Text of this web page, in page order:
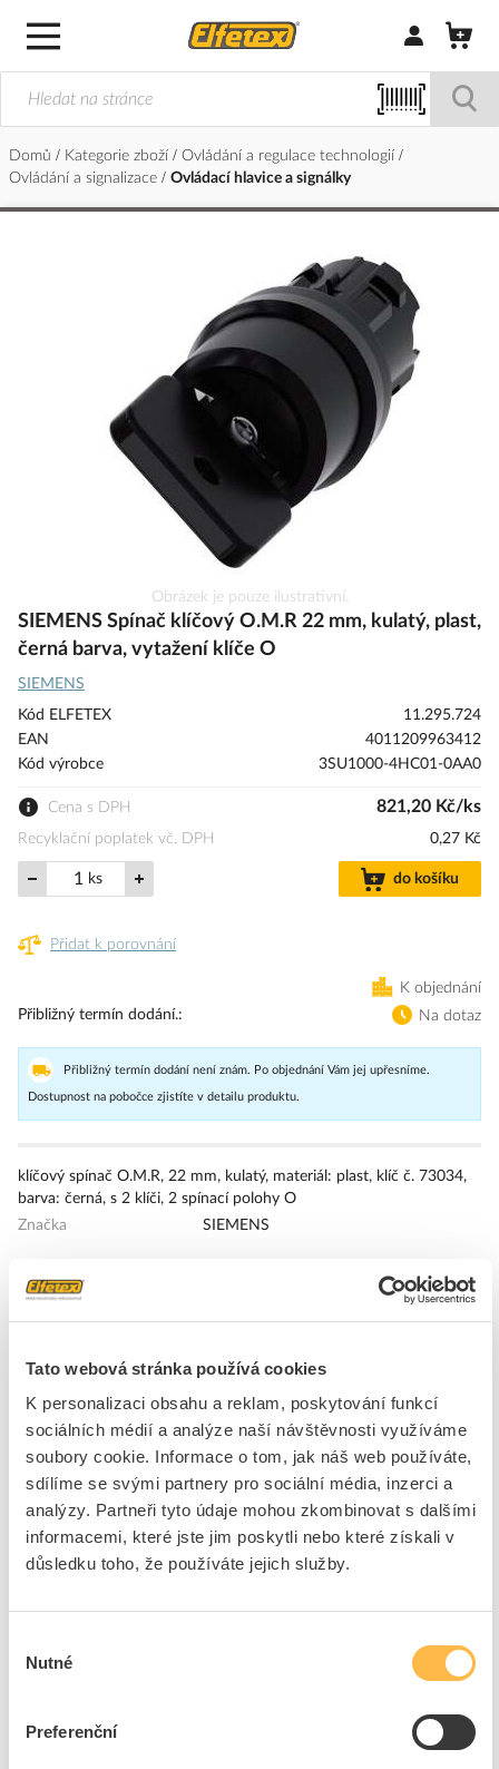
Tato webová stránka používá cookies
K personalizaci obsahu a reklam, poskytování funkcí
sociálních médií a analýze naší návštěvnosti využíváme
soubory cookie. Informace o tom, jak náš web používáte,
sdílíme se svými partnery pro sociální média, inzerci a
analýzy. Partneři tyto údaje mohou zkombinovat s dalšími
informacemi, které jste jim poskytli nebo které získali v
důsledku toho, že používáte jejich služby.
souhlasu
Nutné
Preferenční
Přihlásit/
Domů Kategorie zboží
Ovládání a regulace technologií
Ovládání a signalizace
Ovládací hlavice a signálky
na
začátek
s
obrázky
Obrázek je pouze ilustrativní.
SIEMENS Spínač klíčový O.M.R 22 mm, kulatý, plast,
černá barva, vytažení klíče O
SIEMENS
Kód ELFETEX
11.295.724
EAN
4011209963412
Kód výrobce
3SU1000-4HC01-0AA0
Cena s DPH 821,20 Kč/ks
Recyklační poplatek vč. DPH 0,27 Kč
ks do košíku
Přidat k porovnání
K objednání
Přibližný termín dodání.
Na dotaz
Přibližný termín dodání není znám. Po objednání Vám jej upřesníme.
Dostupnost na pobočce zjistíte v detailu produktu.
klíčový spínač O.M.R, 22 mm, kulatý, materiál: plast, klíč č. 73034,
barva: černá, s 2 klíči, 2 spínací polohy O
Značka
SIEMENS
Přední kryty pro přepínače
Druh ochrany ( NEMA) 4X
Související produkty
SIEMENS Kontakt
3SU1900-0AN10-0AA0